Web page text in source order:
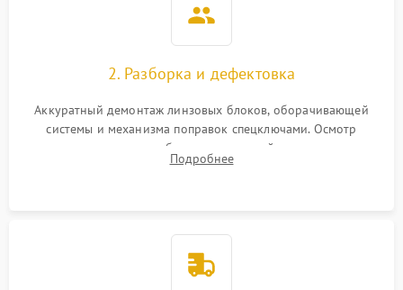
2. Разборка и дефектовка
Аккуратный демонтаж линзовых блоков, оборачивающей
системы и механизма поправок спецключами. Осмотр
внутренних резьбовых соединений, пружин и
уплотнительных колец. Поиск причин люфта, смещения
Подробнее